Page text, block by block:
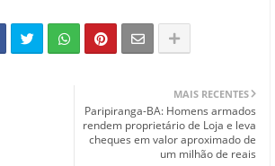
MAIS RECENTES
Paripiranga-BA: Homens armados
rendem proprietário de Loja e leva
cheques em valor aproximado de
um milhão de reais